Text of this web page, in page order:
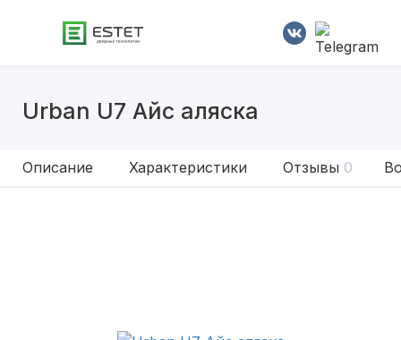
Urban U7 Айс аляска
Описание Характеристики Отзывы 0